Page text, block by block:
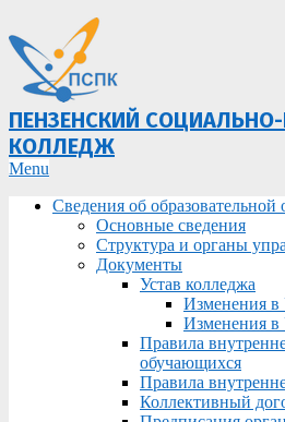
ПЕНЗЕНСКИЙ
КОЛЛЕДЖ
Primary
Menu
Menu
Сведения об образовательной
Основные сведения
Структура и органы
Документы
Устав колледжа
Изменения в
Изменения в
Правила
обучающихся
Правила
Коллективный